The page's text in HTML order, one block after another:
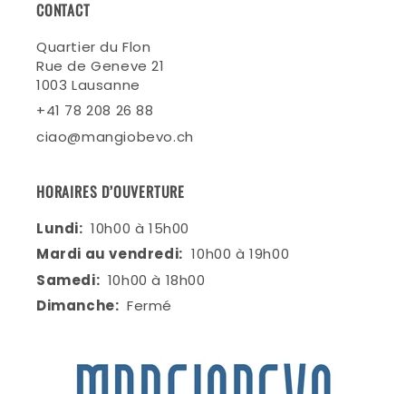
CONTACT
Quartier du Flon
Rue de Geneve 21
1003 Lausanne
+41 78 208 26 88
ciao@mangiobevo.ch
HORAIRES D’OUVERTURE
Lundi: 10h00 à 15h00
Mardi au vendredi: 10h00 à 19h00
Samedi: 10h00 à 18h00
Dimanche: Fermé